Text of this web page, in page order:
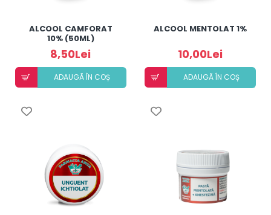
ALCOOL CAMFORAT
10% (50ML)
8,50Lei
ADAUGÃ ÎN COȘ
ALCOOL MENTOLAT 1%
10,00Lei
ADAUGÃ ÎN COȘ